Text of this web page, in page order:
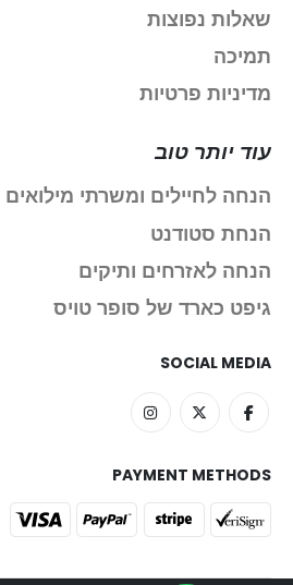
שאלות נפוצות
תמיכה
מדיניות פרטיות
עוד יותר טוב
הנחה לחיילים ומשרתי מילואים
הנחת סטודנט
הנחה לאזרחים ותיקים
גיפט כארד של סופר טויס
SOCIAL MEDIA
PAYMENT METHODS